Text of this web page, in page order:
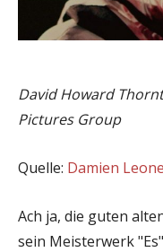
David Howard
Pictures Group
Quelle: Damien
Ach ja, die guten
sein Meisterwerk